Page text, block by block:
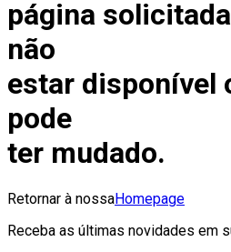
página
não
estar disponível
pode
ter mudado.
Retornar à nossaHomepage
Receba as últimas novidades em